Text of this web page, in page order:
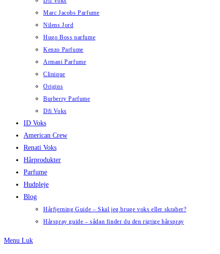
Marc Jacobs Parfume
Nilens Jord
Hugo Boss parfume
Kenzo Parfume
Armani Parfume
Clinique
Origins
Burberry Parfume
Dfi Voks
ID Voks
American Crew
Renati Voks
Hårprodukter
Parfume
Hudpleje
Blog
Hårfjerning Guide – Skal jeg bruge voks eller skraber?
Hårspray guide – sådan finder du den rigtige hårspray
Menu Luk